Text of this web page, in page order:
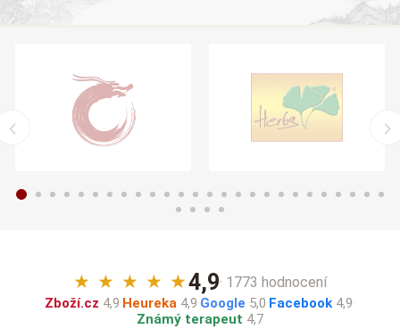
★ ★ ★ ★ ★4,9· 1773 hodnocení
Zboží.cz 4,9·Heureka 4,9·Google 5,0·Facebook 4,9·
Známý terapeut 4,7